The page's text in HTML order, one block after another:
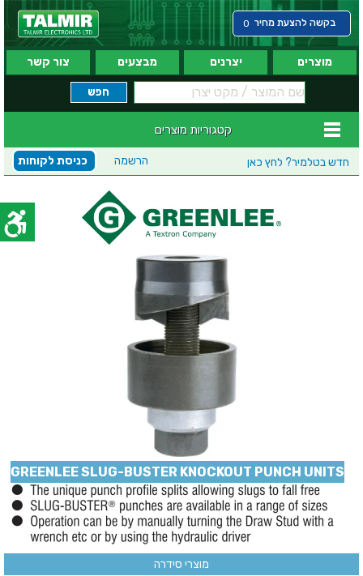
בקשה להצעת מחיר 0
מוצרים יצרנים מבצעים צור קשר
קטגוריות מוצרים
חדש בטלמיר? לחץ כאן כניסת לקוחות הרשמה
GREENLEE SLUG-BUSTER KNOCKOUT PUNCH UNITS
מוצרי סידרה